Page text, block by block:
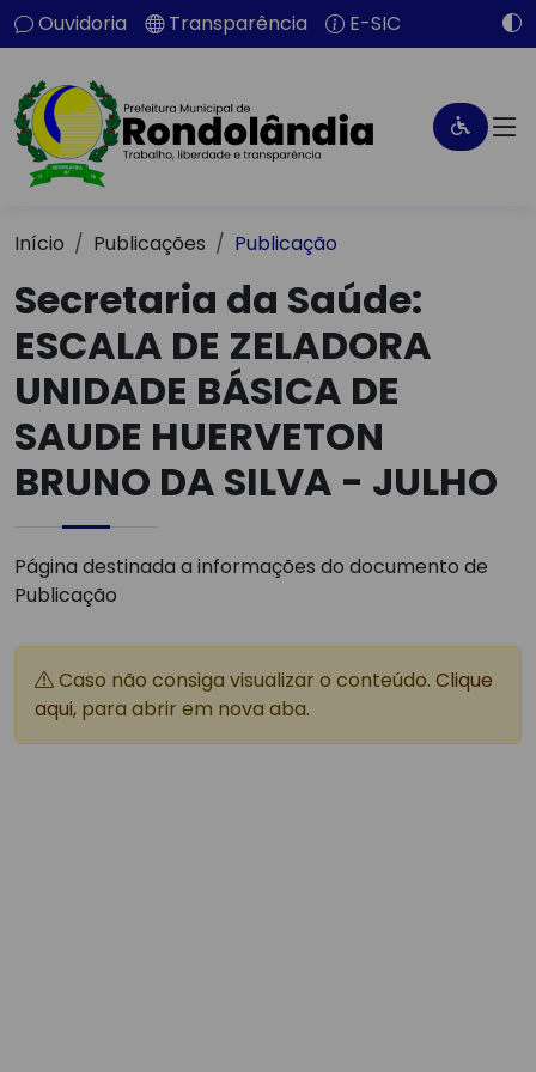
Ouvidoria Transparência E-SIC
Início Publicações Publicação
Secretaria da Saúde:
ESCALA DE ZELADORA
UNIDADE BÁSICA DE
SAUDE HUERVETON
BRUNO DA SILVA - JULHO
Página destinada a informações do documento de
Publicação
Caso não consiga visualizar o conteúdo. Clique
aqui, para abrir em nova aba.